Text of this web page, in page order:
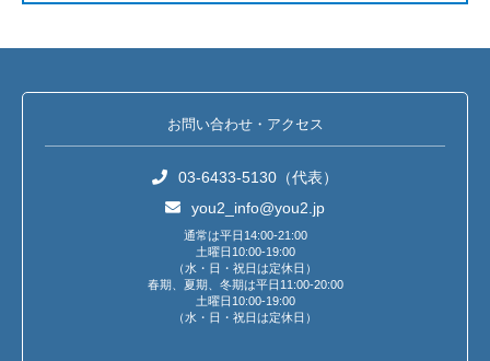
お問い合わせ・アクセス
03-6433-5130（代表）
you2_info@you2.jp
通常は平日14:00-21:00
土曜日10:00-19:00
（水・日・祝日は定休日）
春期、夏期、冬期は平日11:00-20:00
土曜日10:00-19:00
（水・日・祝日は定休日）